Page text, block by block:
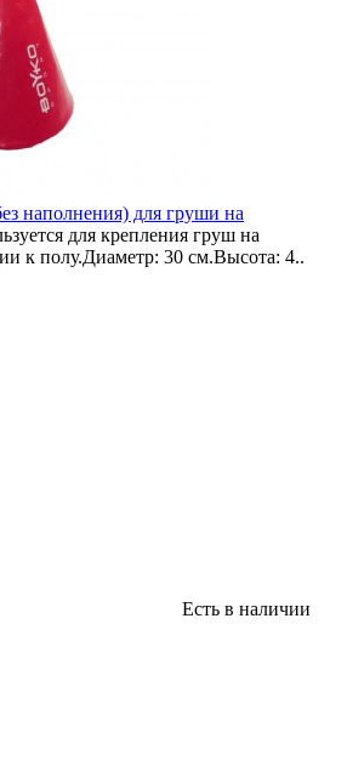
наполнения) для груши на
для крепления груш на
к полу.Диаметр: 30 см.Высота: 4..
Есть в наличии